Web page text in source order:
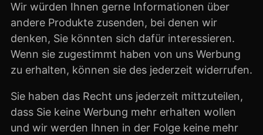
Wir würden Ihnen gerne Informationen über
andere Produkte zusenden, bei denen wir
denken, Sie könnten sich dafür interessieren.
Wenn sie zugestimmt haben von uns Werbung
zu erhalten, können sie des jederzeit widerrufen.
Sie haben das Recht uns jederzeit mittzuteilen,
dass Sie keine Werbung mehr erhalten wollen
und wir werden Ihnen in der Folge keine mehr